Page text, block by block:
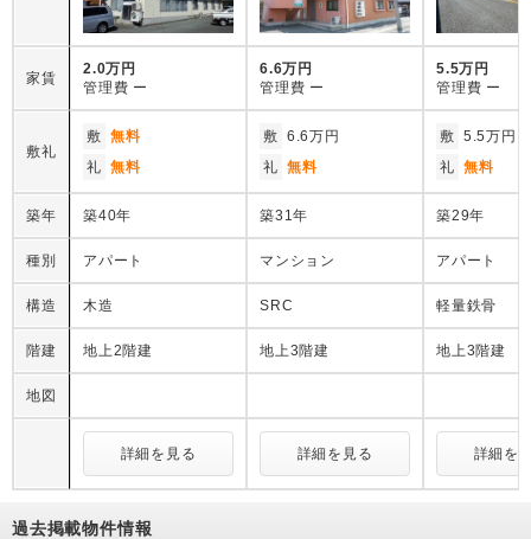
家賃
2.0万円
管理費 ー
6.6万円
管理費 ー
5.5万円
管理費 ー
敷礼
敷 無料
礼 無料
敷 6.6万円
礼 無料
敷 5.5万円
礼 無料
築年 築40年 築31年 築29年
種別 アパート マンション アパート
構造 木造 SRC 軽量鉄骨
階建 地上2階建 地上3階建 地上3階建
地図
詳細を見る 詳細を見る 詳細を
過去掲載物件情報